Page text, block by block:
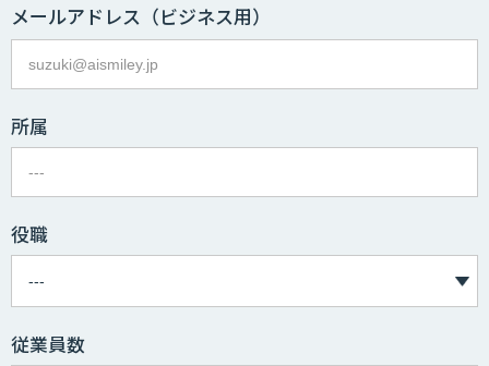
メールアドレス （ビジネス用）
所属
役職
従業員数